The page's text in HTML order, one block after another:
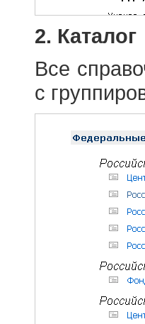
2. Каталог
Все
с